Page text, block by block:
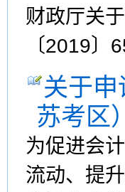
财政厅关
〔2019〕
关于
苏考区）
为促进会
流动、提